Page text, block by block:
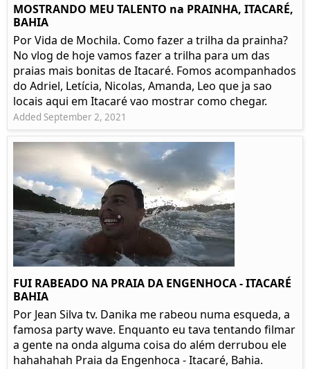
MOSTRANDO MEU TALENTO na PRAINHA, ITACARÉ,
BAHIA
Por Vida de Mochila. Como fazer a trilha da prainha?
No vlog de hoje vamos fazer a trilha para um das
praias mais bonitas de Itacaré. Fomos acompanhados
do Adriel, Letícia, Nicolas, Amanda, Leo que ja sao
locais aqui em Itacaré vao mostrar como chegar.
Added September 2, 2021
FUI RABEADO NA PRAIA DA ENGENHOCA - ITACARÉ
BAHIA
Por Jean Silva tv. Danika me rabeou numa esqueda, a
famosa party wave. Enquanto eu tava tentando filmar
a gente na onda alguma coisa do além derrubou ele
hahahahah Praia da Engenhoca - Itacaré, Bahia.